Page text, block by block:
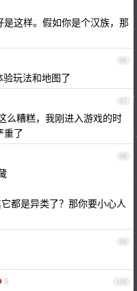
这样。假如你是个汉族，那
96
玩法和地图了
97
么糟糕，我刚进入游戏的时
重了
98
都是异类了？那你要小心人
99
100
9